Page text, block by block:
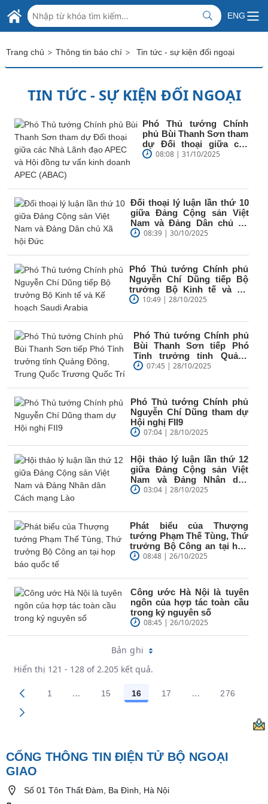
Skip to Main Content
BỘ NGOẠI GIAO VIỆT NAM
MINISTRY OF FOREIGN AFFAIRS
ENG
Trang chủ > Thông tin báo chí > Tin tức - sự kiện đối ngoại
TIN TỨC - SỰ KIỆN ĐỐI NGOẠI
Phó Thủ tướng Chính
phủ Bùi Thanh Sơn tham
dự Đối thoại giữa các
Nhà Lãnh đạo APEC và
08:08 | 31/10/2025
Đối thoại lý luận lần thứ 10
giữa Đảng Cộng sản Việt
Nam và Đảng Dân chủ Xã
hội Đức
08:39 | 30/10/2025
Phó Thủ tướng Chính phủ
Nguyễn Chí Dũng tiếp Bộ
trưởng Bộ Kinh tế và Kế
hoạch Saudi Arabia
10:49 | 28/10/2025
Phó Thủ tướng Chính phủ
Bùi Thanh Sơn tiếp Phó
Tỉnh trưởng tỉnh Quảng
Đông, Trung Quốc
07:45 | 28/10/2025
Phó Thủ tướng Chính phủ
Nguyễn Chí Dũng tham dự
Hội nghị FII9
07:04 | 28/10/2025
Hội thảo lý luận lần thứ 12
giữa Đảng Cộng sản Việt
Nam và Đảng Nhân dân
Cách mạng Lào
03:04 | 28/10/2025
Phát biểu của Thượng
tướng Phạm Thế Tùng, Thứ
trưởng Bộ Công an tại họp
báo quốc tế
08:48 | 26/10/2025
Công ước Hà Nội là tuyên
ngôn của hợp tác toàn cầu
trong kỷ nguyên số
08:45 | 26/10/2025
Bản ghi
Hiển thị 121 - 128 of 2.205 kết quả.
Các trang trên cổng
1 ...Trang trung gian Use TAB to navigate.
Các trang trên cổng
15 Các trang trên cổng
16 Các trang trên cổng
17 ...Trang trung
Các
276
CỔNG THÔNG TIN ĐIỆN TỬ BỘ NGOẠI
GIAO
Số 01 Tôn Thất Đàm, Ba Đình, Hà Nội